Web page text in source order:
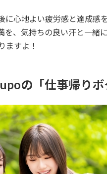
心地よい疲労感と達成感
を、気持ちの良い汗と一緒
ますよ！
の「仕事帰りボ